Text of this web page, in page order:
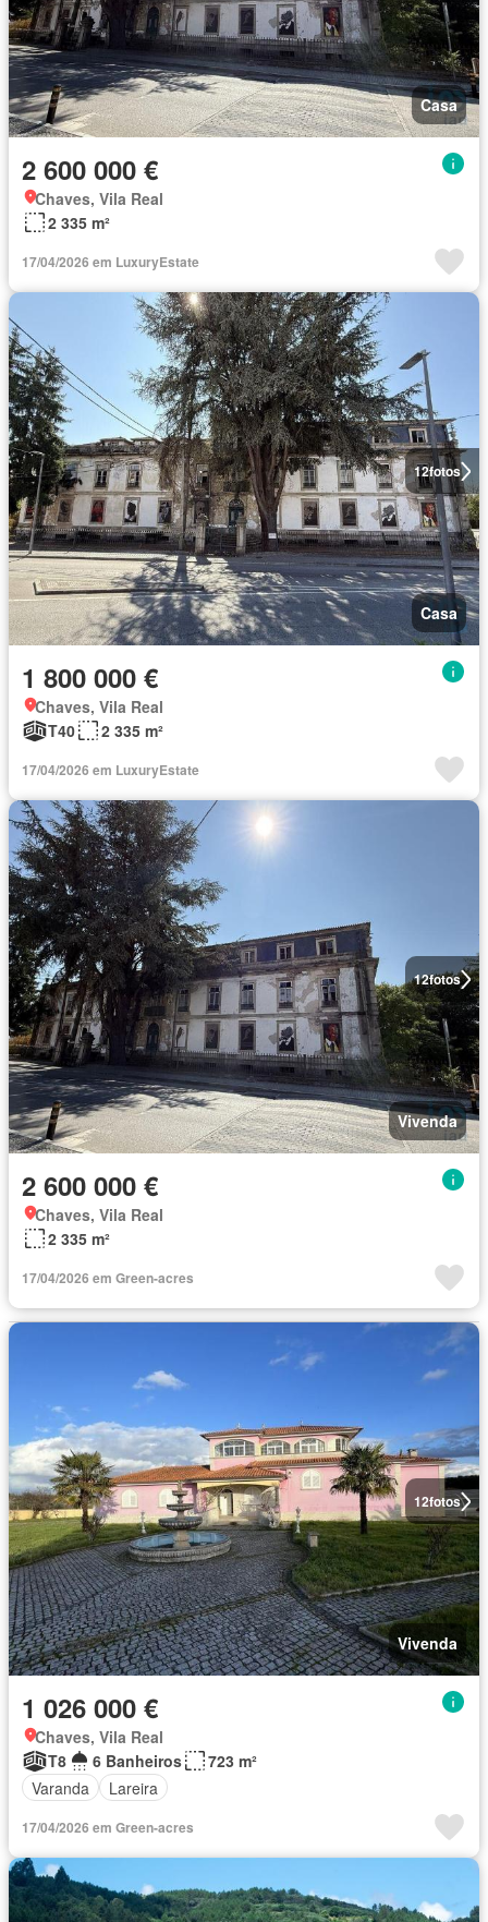
Casa
2 600 000 €
Chaves, Vila Real
2 335 m²
17/04/2026 em LuxuryEstate
12fotos
Casa
1 800 000 €
Chaves, Vila Real
T40
2 335 m²
17/04/2026 em LuxuryEstate
12fotos
Vivenda
2 600 000 €
Chaves, Vila Real
2 335 m²
17/04/2026 em Green-acres
12fotos
Vivenda
1 026 000 €
Chaves, Vila Real
T8
6 Banheiros
723 m²
Varanda
Lareira
17/04/2026 em Green-acres